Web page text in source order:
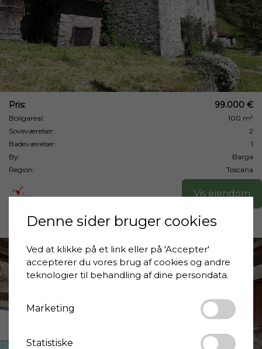
Pris: 99.000 €
Boligareal:
100 m²
Soveværelser:
2
Badeværelser:
1
By:
Barga
Region:
Toscana
Vis ejendom
❯
❮
Denne sider bruger cookies
Ved at klikke på et link eller på 'Accepter'
accepterer du vores brug af cookies og andre
teknologier til behandling af dine persondata.
Marketing
Statistiske